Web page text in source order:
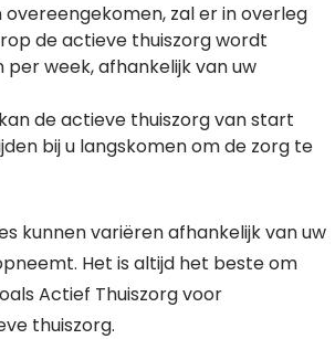
zal er in overleg
de actieve thuiszorg wordt
week, afhankelijk van uw
de actieve thuiszorg van start
bij u langskomen om de zorg te
kunnen variëren afhankelijk van uw
Het is altijd het beste om
Actief Thuiszorg voor
thuiszorg.